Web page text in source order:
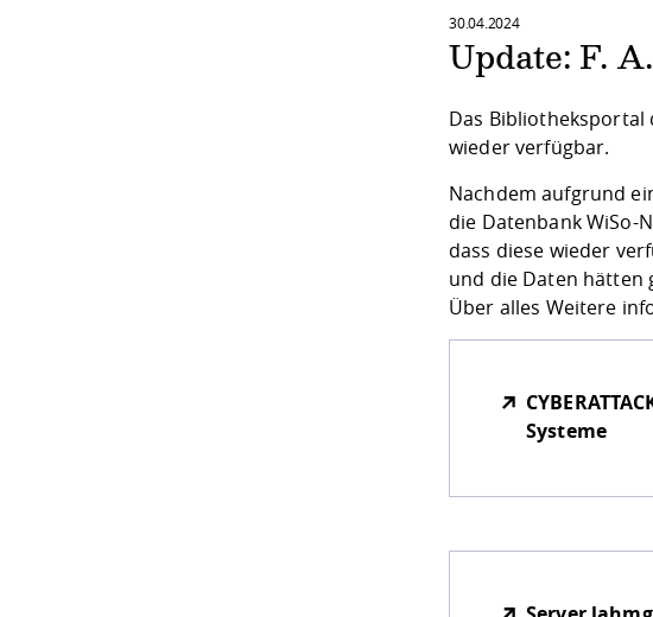
30.04.2024
Update: F.
Das Bibliotheksportal
wieder verfügbar.
Nachdem aufgrund
die Datenbank WiSo-
dass diese wieder
und die Daten hätten
Über alles Weitere
Systeme